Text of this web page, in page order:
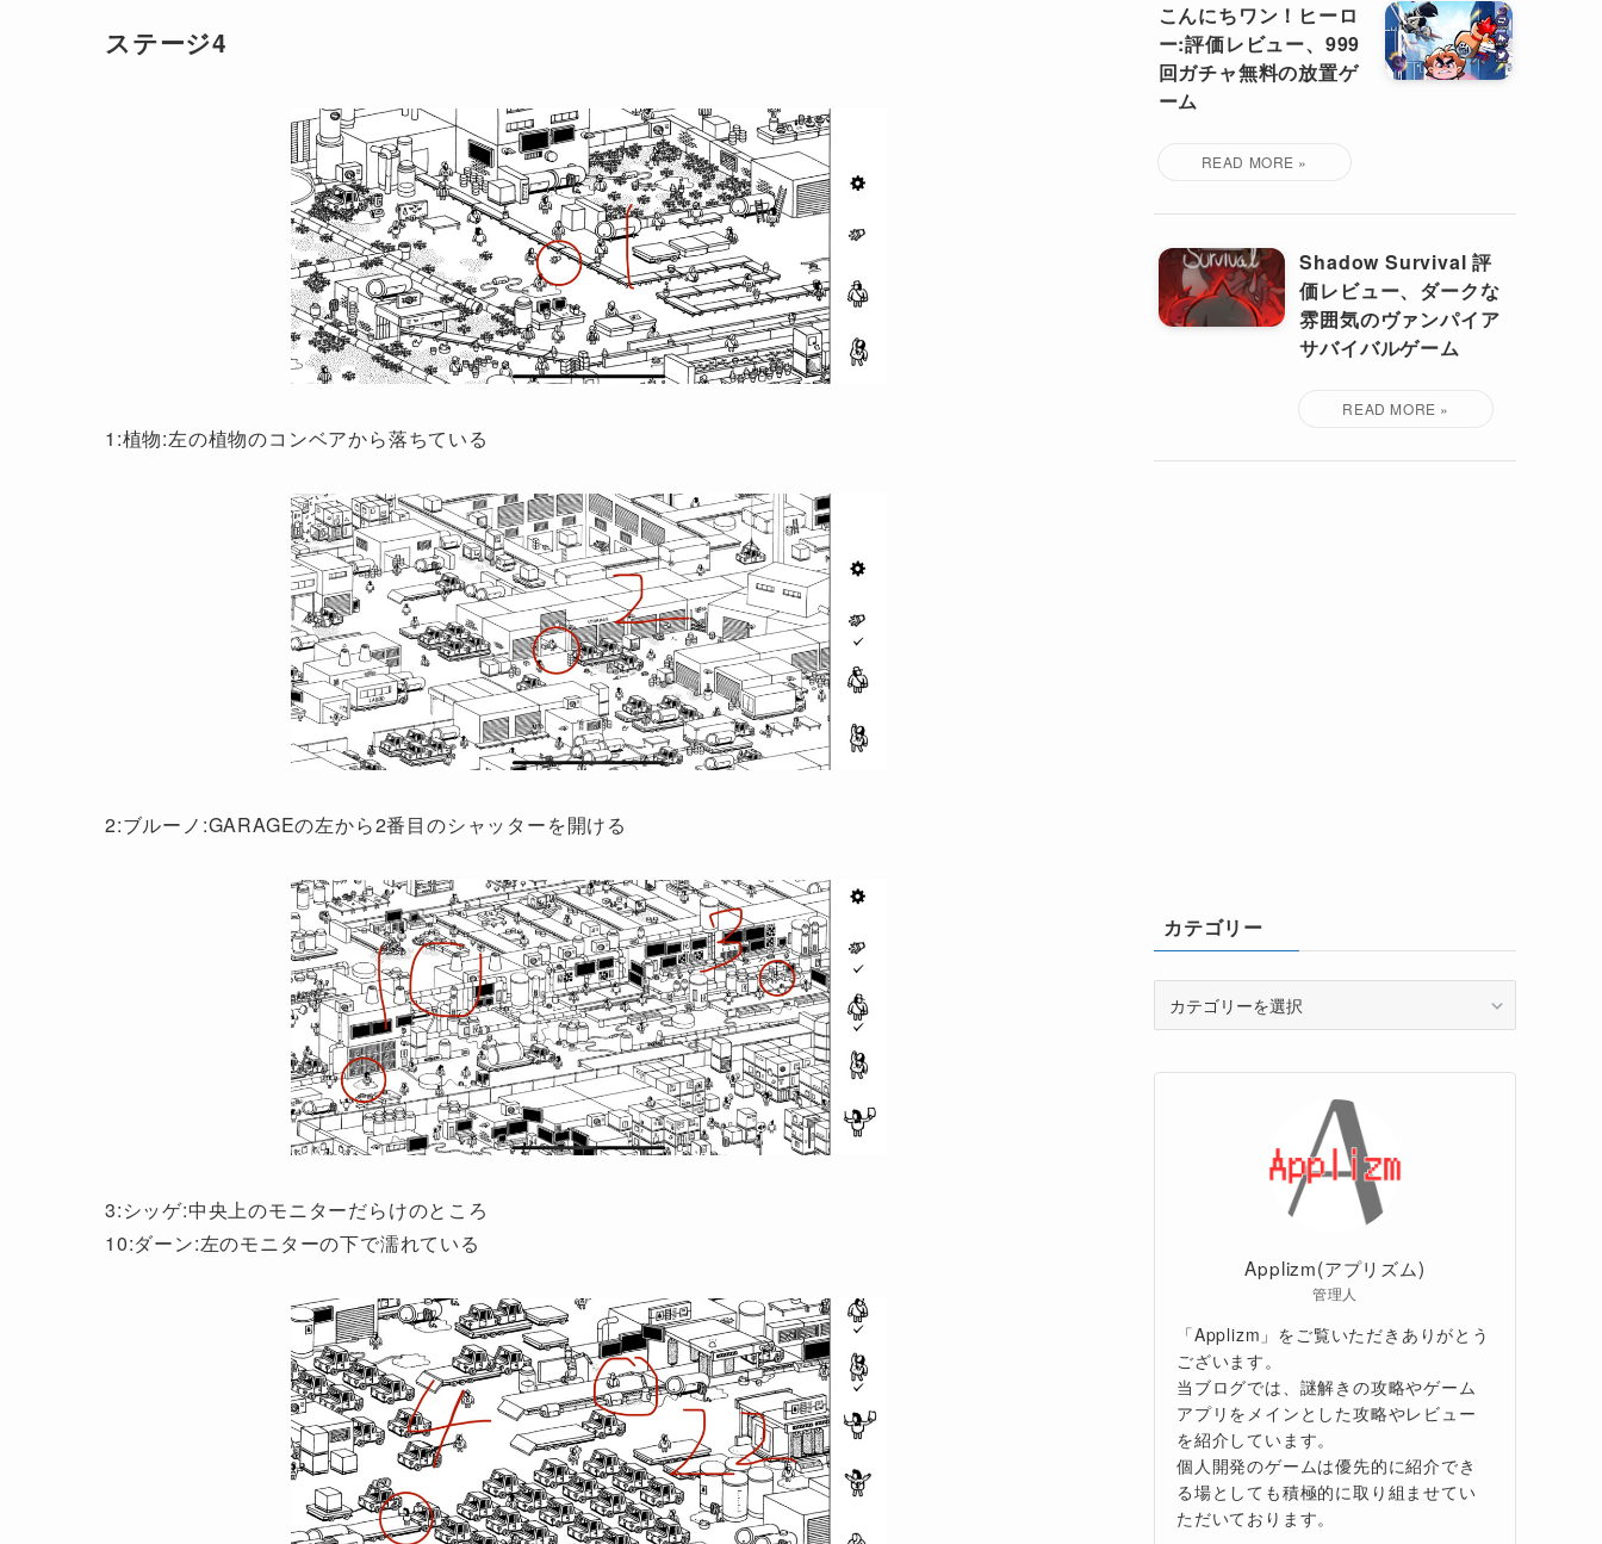
ステージ4
1:植物:左の植物のコンベアから落ちている
2:ブルーノ:GARAGEの左から2番目のシャッターを開ける
3:シッゲ:中央上のモニターだらけのところ
10:ダーン:左のモニターの下で濡れている
こんにちワン！ヒーロ
ー:評価レビュー、999
回ガチャ無料の放置ゲ
ーム
Shadow Survival 評
価レビュー、ダークな
雰囲気のヴァンパイア
サバイバルゲーム
カテゴリー
リ
Applizm(アプリズム)
管理人
「Applizm」をご覧いただきありがとう
ございます。
当ブログでは、謎解きの攻略やゲーム
アプリをメインとした攻略やレビュー
を紹介しています。
個人開発のゲームは優先的に紹介でき
る場としても積極的に取り組ませてい
ただいております。